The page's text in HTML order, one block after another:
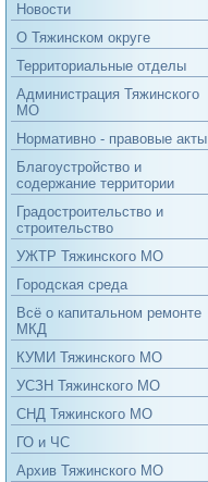
Новости
О Тяжинском округе
Территориальные отделы
Администрация Тяжинского
МО
Нормативно - правовые акты
Благоустройство и
содержание территории
Градостроительство и
строительство
УЖТР Тяжинского МО
Городская среда
Всё о капитальном ремонте
МКД
КУМИ Тяжинского МО
УСЗН Тяжинского МО
СНД Тяжинского МО
ГО и ЧС
Архив Тяжинского МО